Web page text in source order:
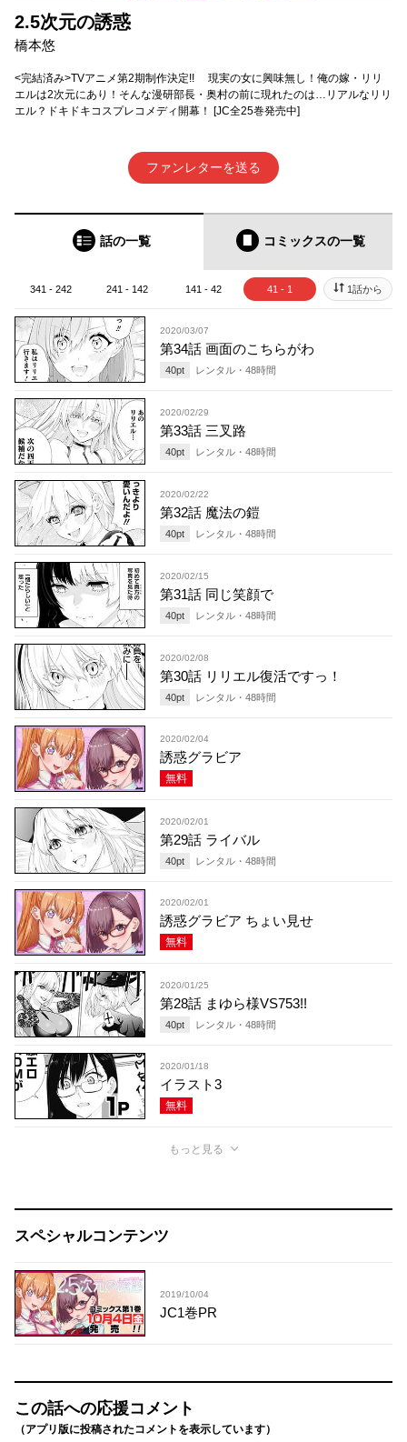
2.5次元の誘惑
橋本悠
<完結済み>TVアニメ第2期制作決定!! 現実の女に興味無し！俺の嫁・リリ
エルは2次元にあり！そんな漫研部長・奥村の前に現れたのは…リアルなリリ
エル？ドキドキコスプレコメディ開幕！ [JC全25巻発売中]
ファンレターを送る
話の一覧 コミックスの一覧
341 - 242 241 - 142 141 - 42 41 - 1 1話から
2020/03/07
第34話 画面のこちらがわ
40pt レンタル・ 48時間
2020/02/29
第33話 三叉路
40pt レンタル・ 48時間
2020/02/22
第32話 魔法の鎧
40pt レンタル・ 48時間
2020/02/15
第31話 同じ笑顔で
40pt レンタル・ 48時間
2020/02/08
第30話 リリエル復活ですっ！
40pt レンタル・ 48時間
2020/02/04
誘惑グラビア
無料
2020/02/01
第29話 ライバル
40pt レンタル・ 48時間
2020/02/01
誘惑グラビア ちょい見せ
無料
2020/01/25
第28話 まゆら様VS753!!
40pt レンタル・ 48時間
2020/01/18
イラスト3
無料
もっと見る
スペシャルコンテンツ
2019/10/04
JC1巻PR
この話への応援コメント
（アプリ版に投稿されたコメントを表示しています）